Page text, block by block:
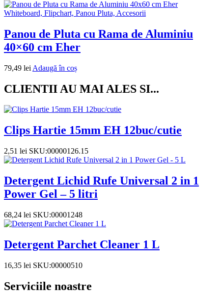
Whiteboard, Flipchart, Panou Pluta, Accesorii
Panou de Pluta cu Rama de Aluminiu
40×60 cm Eher
79,49 lei Adaugă în coș
CLIENTII AU MAI ALES SI...
Clips Hartie 15mm EH 12buc/cutie
2,51 lei SKU:00000126.15
Detergent Lichid Rufe Universal 2 in 1
Power Gel – 5 litri
68,24 lei SKU:00001248
Detergent Parchet Cleaner 1 L
16,35 lei SKU:00000510
Serviciile noastre